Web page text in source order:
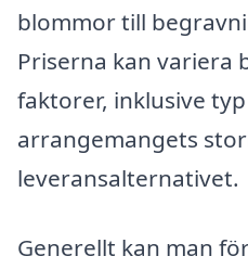
blommor till
Priserna kan variera
faktorer, inklusive
arrangemangets
leveransalternativet.
Generellt kan man